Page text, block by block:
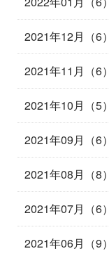
2021年12月（6）
2021年11月（6）
2021年10月（5）
2021年09月（6）
2021年08月（8）
2021年07月（6）
2021年06月（9）